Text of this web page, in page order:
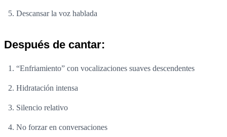
Descansar la voz hablada
Después de cantar:
“Enfriamiento” con vocalizaciones suaves descendentes
Hidratación intensa
Silencio relativo
No forzar en conversaciones